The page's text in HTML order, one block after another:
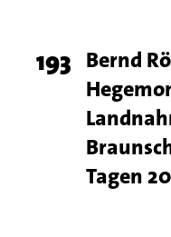
Page
number
193 Titel
Bernd
Tagen